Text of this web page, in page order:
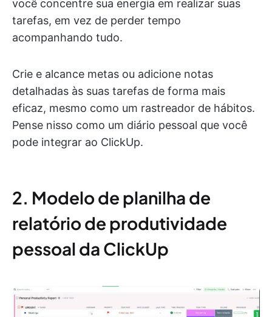
você concentre sua energia em realizar suas
tarefas, em vez de perder tempo
acompanhando tudo.
Crie e alcance metas ou adicione notas
detalhadas às suas tarefas de forma mais
eficaz, mesmo como um rastreador de hábitos.
Pense nisso como um diário pessoal que você
pode integrar ao ClickUp.
2. Modelo de planilha de
relatório de produtividade
pessoal da ClickUp